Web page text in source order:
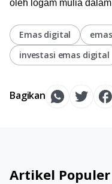
oleh logam mulia
Emas digital
investasi emas digital
Bagikan
Artikel Populer